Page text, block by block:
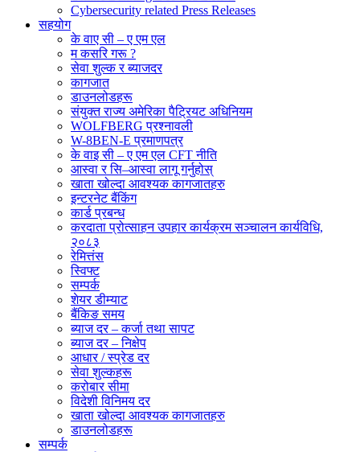
Cybersecurity related Press Releases
सहयोग
के वाए सी – ए एम एल
म कसरि गरू ?
सेवा शुल्क र ब्याजदर
कागजात
डाउनलोडहरू
संयुक्त राज्य अमेरिका पैट्रियट अधिनियम
WOLFBERG प्रश्नावली
W-8BEN-E प्रमाणपत्र
के वाइ सी – ए एम एल CFT नीति
आस्वा र सि–आस्वा लागू गर्नुहोस्
खाता खोल्दा आवश्यक कागजातहरु
इन्टरनेट बैंकिंग
कार्ड प्रबन्ध
करदाता प्रोत्साहन उपहार कार्यक्रम सञ्चालन कार्यविधि,
२०८३
रेमित्तंस
स्विफ्ट
सम्पर्क
शेयर डीम्याट
बैंकिङ समय
ब्याज दर – कर्जा तथा सापट
ब्याज दर – निक्षेप
आधार / स्प्रेड दर
सेवा शुल्कहरू
करोबार सीमा
विदेशी विनिमय दर
खाता खोल्दा आवश्यक कागजातहरु
डाउनलोडहरू
सम्पर्क